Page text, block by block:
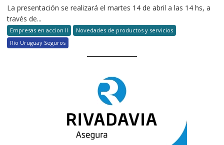
La presentación se realizará el martes 14 de abril a las 14 hs, a
través de...
Empresas en accion II
Novedades de productos y servicios
Río Uruguay Seguros